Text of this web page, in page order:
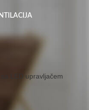
LED upravljačem